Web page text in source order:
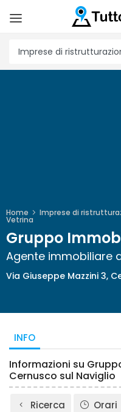
Home Imprese di
Vetrina
Gruppo
Agente immobiliare
Via Giuseppe Mazzini 3,
INFO
Informazioni su
Cernusco sul Naviglio
Ricerca Orari